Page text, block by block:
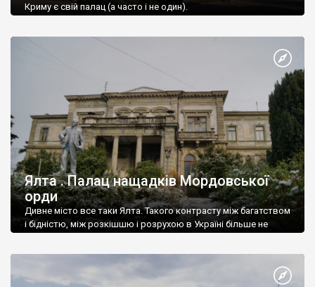
Криму є свій палац (а часто і не один).
Ялта . Палац нащадків Мордовської
орди
Дивне місто все таки Ялта. Такого контрасту між багатством
і бідністю, між розкішшю і розрухою в Україні більше не